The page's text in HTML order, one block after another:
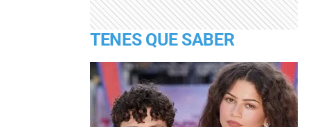
TENES QUE SABER